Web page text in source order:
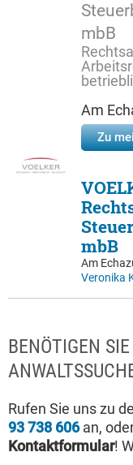
mbB
Am
Zu
mbB
Am
Veronika
BENÖTIGEN
Rufen Sie uns zu
93 738 606an,
Kontaktformular!